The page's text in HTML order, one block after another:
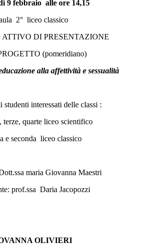
9 febbraio alle ore 14,15
2° liceo classico
DI PRESENTAZIONE
(pomeridiano)
alla affettività e sessualità
interessati delle classi :
terze, quarte liceo scientifico
e seconda liceo classico
maria Giovanna Maestri
prof.ssa Daria Jacopozzi
OLIVIERI